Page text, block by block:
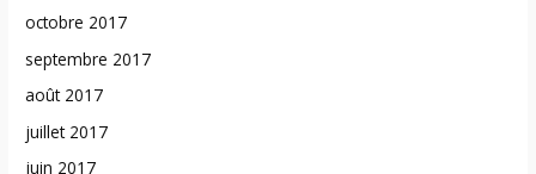
octobre 2017
septembre 2017
août 2017
juillet 2017
juin 2017